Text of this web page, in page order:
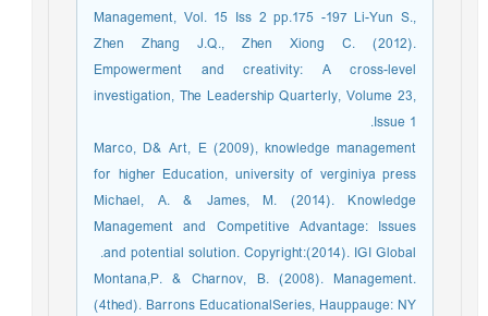
Management, Vol. 15 Iss 2 pp.175 -197 Li-Yun S.,
Zhen Zhang J.Q., Zhen Xiong C. (2012).
Empowerment and creativity: A cross-level
investigation, The Leadership Quarterly, Volume 23,
Issue 1.
Marco, D& Art, E (2009), knowledge management
for higher Education, university of verginiya press
Michael, A. & James, M. (2014). Knowledge
Management and Competitive Advantage: Issues
and potential solution. Copyright:(2014). IGI Global.
Montana,P. & Charnov, B. (2008). Management.
(4thed). Barrons EducationalSeries, Hauppauge: NY